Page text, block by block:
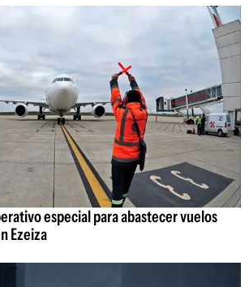
especial para abastecer vuelos
Ezeiza